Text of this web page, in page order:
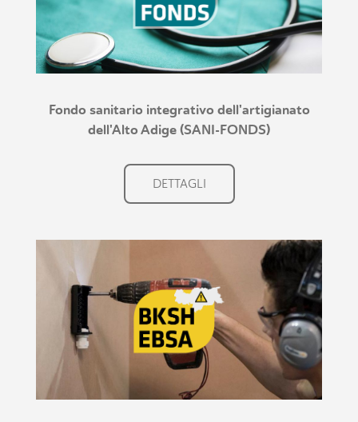
Fondo sanitario integrativo dell'artigianato
dell'Alto Adige (SANI-FONDS)
DETTAGLI